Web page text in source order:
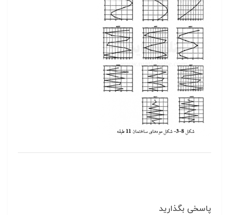
پاسخی بگذارید